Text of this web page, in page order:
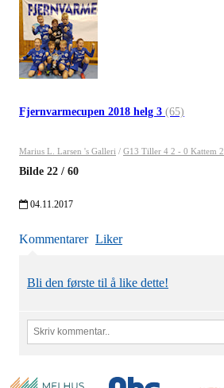
Fjernvarmecupen 2018 helg 3 (65)
Marius L. Larsen 's Galleri / G13 Tiller 4 2 - 0 Kattem 2
Bilde 22 / 60
04.11.2017
Kommentarer Liker
Bli den første til å like dette!